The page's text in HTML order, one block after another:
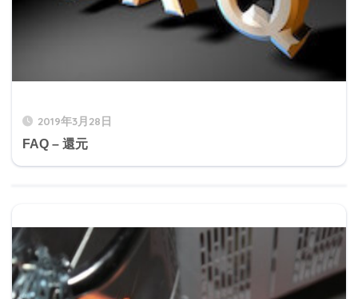
2019年3月28日
FAQ – 還元